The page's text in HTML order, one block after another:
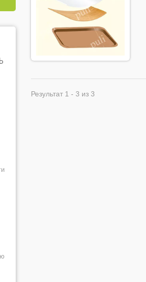
Результат 1 - 3 из 3